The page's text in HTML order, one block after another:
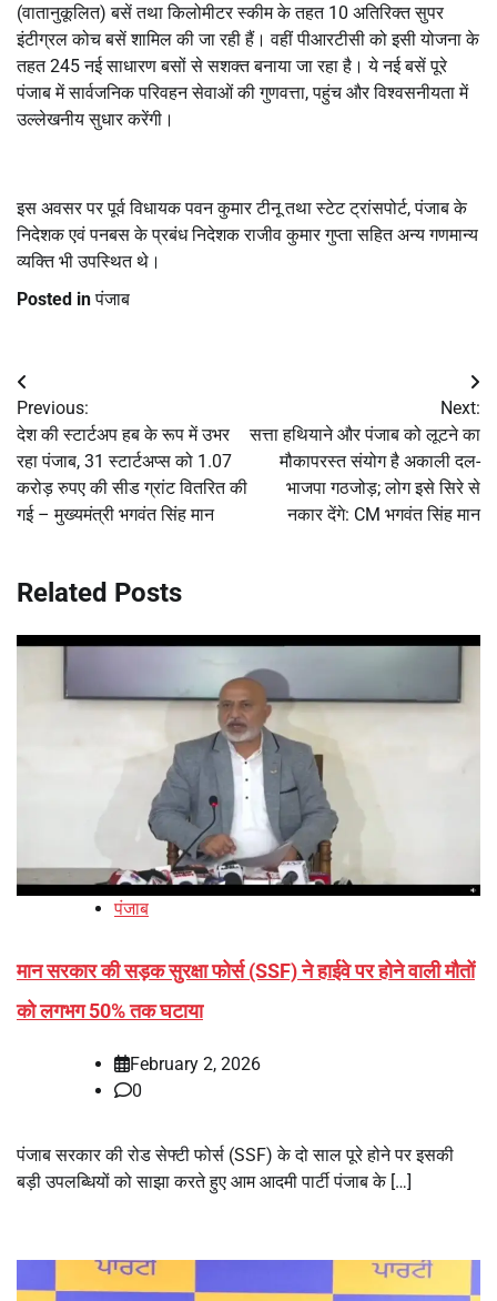
(वातानुकूलित) बसें तथा किलोमीटर स्कीम के तहत 10 अतिरिक्त सुपर
इंटीग्रल कोच बसें शामिल की जा रही हैं। वहीं पीआरटीसी को इसी योजना के
तहत 245 नई साधारण बसों से सशक्त बनाया जा रहा है। ये नई बसें पूरे
पंजाब में सार्वजनिक परिवहन सेवाओं की गुणवत्ता, पहुंच और विश्वसनीयता में
उल्लेखनीय सुधार करेंगी।
इस अवसर पर पूर्व विधायक पवन कुमार टीनू तथा स्टेट ट्रांसपोर्ट, पंजाब के
निदेशक एवं पनबस के प्रबंध निदेशक राजीव कुमार गुप्ता सहित अन्य गणमान्य
व्यक्ति भी उपस्थित थे।
Posted inपंजाब
Post
navigation
Previous:
देश की स्टार्टअप हब के रूप में उभर
रहा पंजाब, 31 स्टार्टअप्स को 1.07
करोड़ रुपए की सीड ग्रांट वितरित की
गई – मुख्यमंत्री भगवंत सिंह मान
Next:
सत्ता हथियाने और पंजाब को लूटने का
मौकापरस्त संयोग है अकाली दल-
भाजपा गठजोड़; लोग इसे सिरे से
नकार देंगे: CM भगवंत सिंह मान
Related Posts
पंजाब
मान सरकार की सड़क सुरक्षा फोर्स (SSF) ने हाईवे पर होने वाली मौतों
को लगभग 50% तक घटाया
February 2, 2026
0
पंजाब सरकार की रोड सेफ्टी फोर्स (SSF) के दो साल पूरे होने पर इसकी
बड़ी उपलब्धियों को साझा करते हुए आम आदमी पार्टी पंजाब के […]